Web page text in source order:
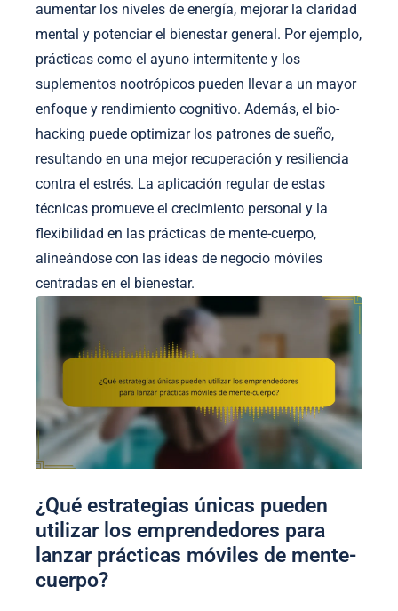
aumentar los niveles de energía, mejorar la claridad
mental y potenciar el bienestar general. Por ejemplo,
prácticas como el ayuno intermitente y los
suplementos nootrópicos pueden llevar a un mayor
enfoque y rendimiento cognitivo. Además, el bio-
hacking puede optimizar los patrones de sueño,
resultando en una mejor recuperación y resiliencia
contra el estrés. La aplicación regular de estas
técnicas promueve el crecimiento personal y la
flexibilidad en las prácticas de mente-cuerpo,
alineándose con las ideas de negocio móviles
centradas en el bienestar.
¿Qué estrategias únicas pueden
utilizar los emprendedores para
lanzar prácticas móviles de mente-
cuerpo?